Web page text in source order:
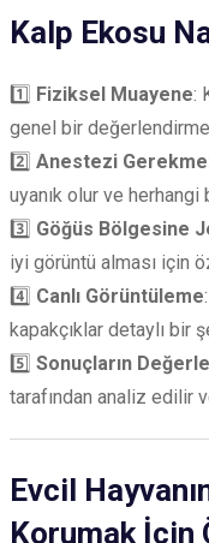
Kalp Ekosu
1️⃣ Fiziksel Muayene:
genel bir değerlendirme
2️⃣ Anestezi
uyanık olur ve
3️⃣ Göğüs Bölgesine
iyi görüntü alması için
4️⃣ Canlı Görüntüleme
kapakçıklar detaylı bir
5️⃣ Sonuçların
tarafından analiz edilir
Evcil
Korumak İçin